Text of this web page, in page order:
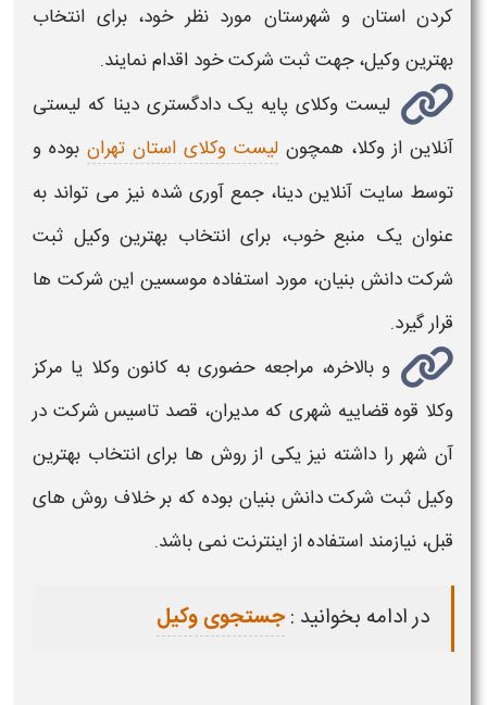
کردن استان و شهرستان مورد نظر خود، برای انتخاب
بهترین وکیل، جهت ثبت شرکتخود اقدام نمایند.
لیست وکلای پایه یک دادگستری دینا که لیستی
آنلاین از وکلا، همچون لیست وکلای استان تهران بوده و
توسط سایت آنلاین دینا، جمع آوری شده نیز می تواند به
عنوان یک منبع خوب، برای انتخاب بهترین وکیل ثبت
شرکت دانش بنیان، مورد استفاده موسسین این شرکت ها
قرار گیرد.
و بالاخره، مراجعه حضوری به کانون وکلا یا مرکز
وکلا قوه قضاییه شهری که مدیران، قصد تاسیس شرکت در
آن شهر را داشته نیز یکی از روش ها برایانتخاب بهترین
وکیل ثبت شرکت دانش بنیان بوده که بر خلاف روش های
قبل، نیازمند استفاده از اینترنت نمی باشد.
در ادامه بخوانید :جستجوی وکیل